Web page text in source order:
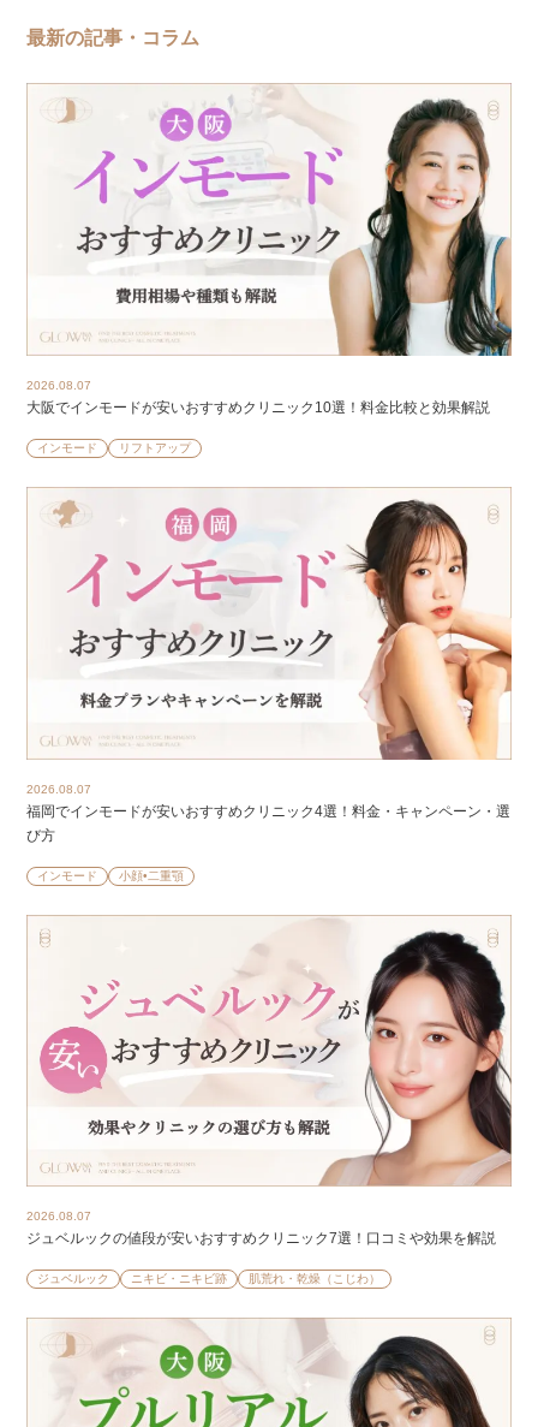
最新の記事・コラム
2026.08.07
大阪でインモードが安いおすすめクリニック10選！料金比較と効果解説
インモード リフトアップ
2026.08.07
福岡でインモードが安いおすすめクリニック4選！料金・キャンペーン・選
び方
インモード 小顔•二重顎
2026.08.07
ジュベルックの値段が安いおすすめクリニック7選！口コミや効果を解説
ジュベルック ニキビ・ニキビ跡 肌荒れ・乾燥（こじわ）